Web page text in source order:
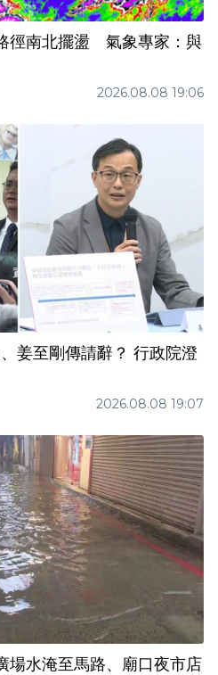
徑南北擺盪 氣象專家：與
2026.08.08 19:06
傳請辭？ 行政院澄
2026.08.08 19:07
水淹至馬路、廟口夜市店